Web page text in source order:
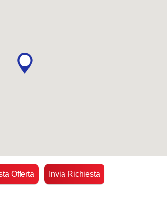
Offerta Invia Richiesta